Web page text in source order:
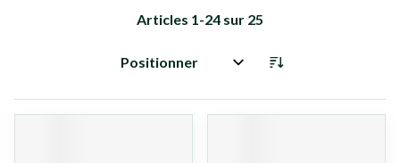
Articles 1-24 sur 25
Trier par: